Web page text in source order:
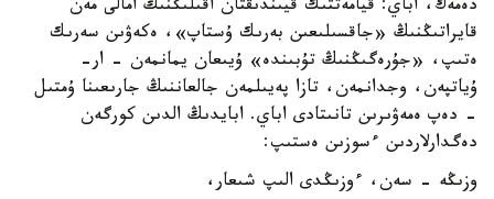
دەمەك، اباي: قيامەتتىك قيىندىقتان اقىلىڭنىڭ امالى مەن
قايراتىڭنىڭ «جاقسىلىعىن بەرىك ۇستاپ»، ەكەۋىن سەرىك
ەتىپ، «جۇرەگىڭنىڭ تۇبىندە» ۇيىعان يمانمەن - ار-
ۇياتپەن، وجدانمەن، تازا پەيىلمەن جالعاننىڭ جارىعىنا ۇمتىل
- دەپ ەمەۋىرىن تانىتادى اباي. ابايدىڭ الدىن كورگەن
دەگدارلاردىن ءسوزىن ەستىپ:
وزىڭە - سەن، ءوزىڭدى الىپ شىعار،